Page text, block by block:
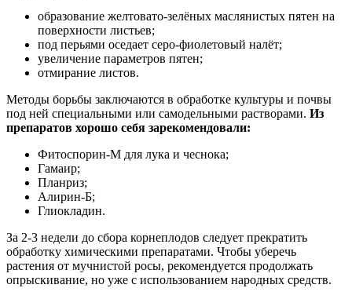
образование желтовато-зелёных маслянистых пятен на
поверхности листьев;
под перьями оседает серо-фиолетовый налёт;
увеличение параметров пятен;
отмирание листов.
Методы борьбы заключаются в обработке культуры и почвы
под ней специальными или самодельными растворами. Из
препаратов хорошо себя зарекомендовали:
Фитоспорин-М для лука и чеснока;
Гамаир;
Планриз;
Алирин-Б;
Глиокладин.
За 2-3 недели до сбора корнеплодов следует прекратить
обработку химическими препаратами. Чтобы уберечь
растения от мучнистой росы, рекомендуется продолжать
опрыскивание, но уже с использованием народных средств.